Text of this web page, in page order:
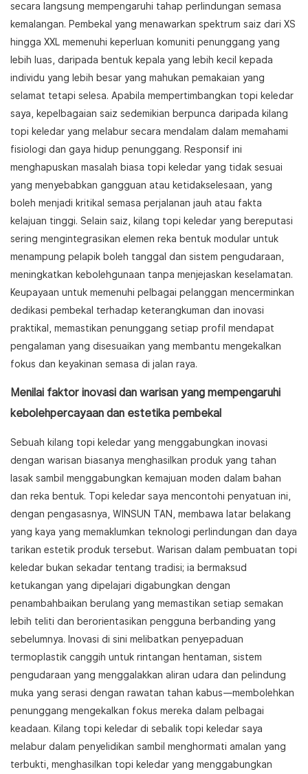
secara langsung mempengaruhi tahap perlindungan semasa
kemalangan. Pembekal yang menawarkan spektrum saiz dari XS
hingga XXL memenuhi keperluan komuniti penunggang yang
lebih luas, daripada bentuk kepala yang lebih kecil kepada
individu yang lebih besar yang mahukan pemakaian yang
selamat tetapi selesa. Apabila mempertimbangkan topi keledar
saya, kepelbagaian saiz sedemikian berpunca daripada kilang
topi keledar yang melabur secara mendalam dalam memahami
fisiologi dan gaya hidup penunggang. Responsif ini
menghapuskan masalah biasa topi keledar yang tidak sesuai
yang menyebabkan gangguan atau ketidakselesaan, yang
boleh menjadi kritikal semasa perjalanan jauh atau fakta
kelajuan tinggi. Selain saiz, kilang topi keledar yang bereputasi
sering mengintegrasikan elemen reka bentuk modular untuk
menampung pelapik boleh tanggal dan sistem pengudaraan,
meningkatkan kebolehgunaan tanpa menjejaskan keselamatan.
Keupayaan untuk memenuhi pelbagai pelanggan mencerminkan
dedikasi pembekal terhadap keterangkuman dan inovasi
praktikal, memastikan penunggang setiap profil mendapat
pengalaman yang disesuaikan yang membantu mengekalkan
fokus dan keyakinan semasa di jalan raya.
Menilai faktor inovasi dan warisan yang mempengaruhi
kebolehpercayaan dan estetika pembekal
Sebuah kilang topi keledar yang menggabungkan inovasi
dengan warisan biasanya menghasilkan produk yang tahan
lasak sambil menggabungkan kemajuan moden dalam bahan
dan reka bentuk. Topi keledar saya mencontohi penyatuan ini,
dengan pengasasnya, WINSUN TAN, membawa latar belakang
yang kaya yang memaklumkan teknologi perlindungan dan daya
tarikan estetik produk tersebut. Warisan dalam pembuatan topi
keledar bukan sekadar tentang tradisi; ia bermaksud
ketukangan yang dipelajari digabungkan dengan
penambahbaikan berulang yang memastikan setiap semakan
lebih teliti dan berorientasikan pengguna berbanding yang
sebelumnya. Inovasi di sini melibatkan penyepaduan
termoplastik canggih untuk rintangan hentaman, sistem
pengudaraan yang menggalakkan aliran udara dan pelindung
muka yang serasi dengan rawatan tahan kabus—membolehkan
penunggang mengekalkan fokus mereka dalam pelbagai
keadaan. Kilang topi keledar di sebalik topi keledar saya
melabur dalam penyelidikan sambil menghormati amalan yang
terbukti, menghasilkan topi keledar yang menggabungkan